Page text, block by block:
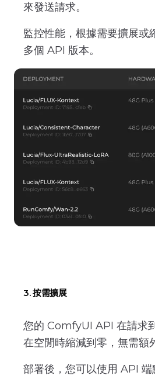
來發送請求。
監控性能，根據需要擴展或
多個 API 版本。
3. 按需擴展
您的 ComfyUI API 在請求
在空閒時縮減到零，無需額
部署後，您可以使用 API